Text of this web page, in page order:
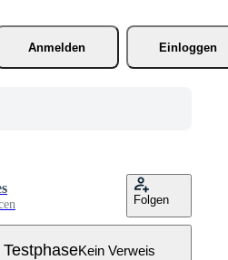
Anmelden
Einloggen
Folgen
Kein Verweis